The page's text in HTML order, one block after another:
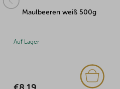
Maulbeeren weiß 500g
Auf Lager